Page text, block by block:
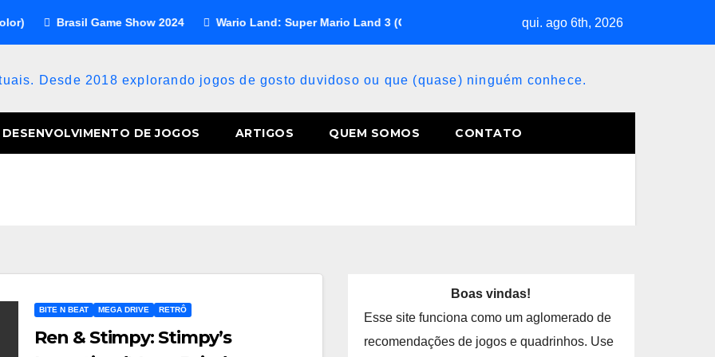
Brasil Game Show 2024 Wario Land: Super Mario Land 3 (Game Boy) Burn (PC) Lords of Thunder (Sega
qui. ago 6th, 2026
Desde 2018 explorando jogos de gosto duvidoso ou que (quase) ninguém conhece.
DESENVOLVIMENTO DE JOGOS ARTIGOS QUEM SOMOS CONTATO
BITE N BEAT MEGA DRIVE RETRÔ
Ren & Stimpy: Stimpy’s
Boas vindas!
Esse site funciona como um aglomerado de
recomendações de jogos e quadrinhos. Use